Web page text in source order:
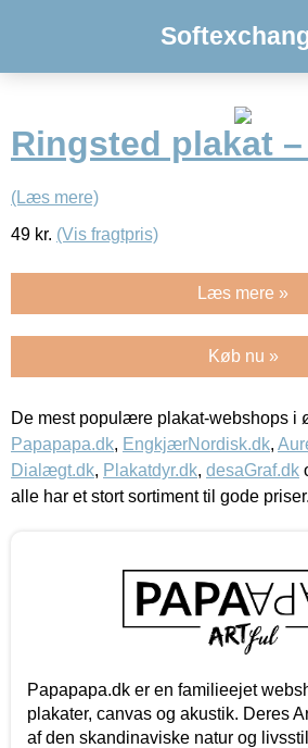
Ringsted plakat
(Læs mere)
49 kr. (Vis fragtpris)
Læs mere »
Køb nu »
De mest populære plakat-webshops i
Papapapa.dk, EngkjærNordisk.dk,
Dialægt.dk, Plakatdyr.dk, desaGraf.dk
alle har et stort sortiment til gode priser.
Papapapa.dk er en familieejet
plakater, canvas og akustik. Deres
af den skandinaviske natur og